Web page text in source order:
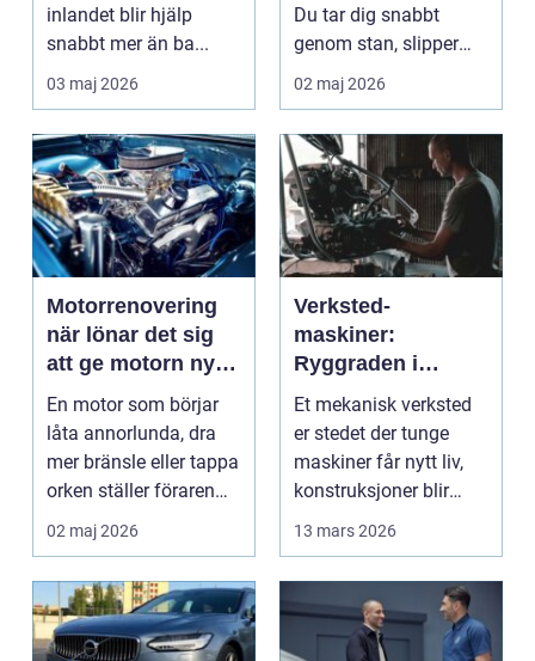
inlandet blir hjälp
snabbt mer än ba...
03 maj 2026
Du tar dig snabbt
genom stan, slipper
köer och får motion ...
02 maj 2026
Motorrenovering
när lönar det sig
att ge motorn nytt
liv?
En motor som börjar
låta annorlunda, dra
mer bränsle eller tappa
orken ställer föraren
inför ett val...
02 maj 2026
Verksted-
maskiner:
Ryggraden i
moderne industri
Et mekanisk verksted
er stedet der tunge
maskiner får nytt liv,
konstruksjoner blir
bygget, og...
13 mars 2026